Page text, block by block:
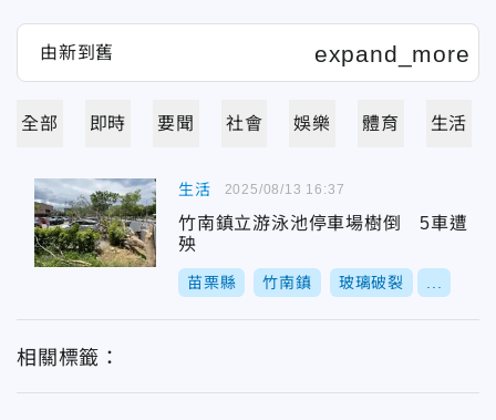
全部 即時 要聞 社會 娛樂 體育 生活
生活
竹南鎮立游泳池停車場樹倒 5車遭
殃
苗栗縣 竹南鎮 玻璃破裂
2025/08/13 16:37
相關標籤：